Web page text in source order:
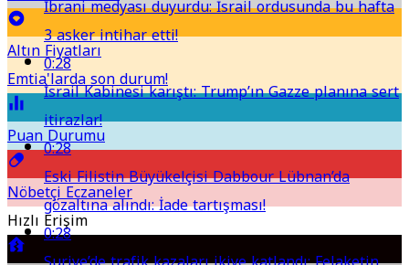
Altın Fiyatları
Emtia'larda son durum!
Puan Durumu
Nöbetçi Eczaneler
Hızlı Erişim
İbrani medyası duyurdu: İsrail ordusunda bu hafta
3 asker intihar etti!
0:28
İsrail Kabinesi karıştı: Trump’ın Gazze planına sert
itirazlar!
0:28
Eski Filistin Büyükelçisi Dabbour Lübnan’da
gözaltına alındı: İade tartışması!
0:28